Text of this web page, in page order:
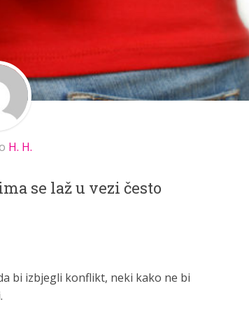
H. H.
se laž u vezi često
bi izbjegli konflikt, neki kako ne bi